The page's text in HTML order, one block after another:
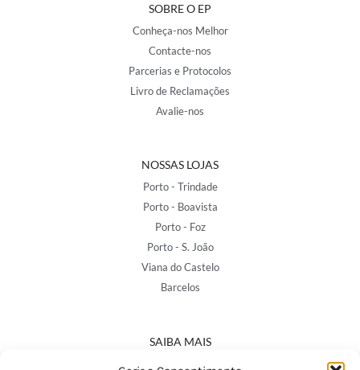
SOBRE O EP
Conheça-nos Melhor
Contacte-nos
Parcerias e Protocolos
Livro de Reclamações
Avalie-nos
NOSSAS LOJAS
Porto - Trindade
Porto - Boavista
Porto - Foz
Porto - S. João
Viana do Castelo
Barcelos
SAIBA MAIS
Política de Privacidade